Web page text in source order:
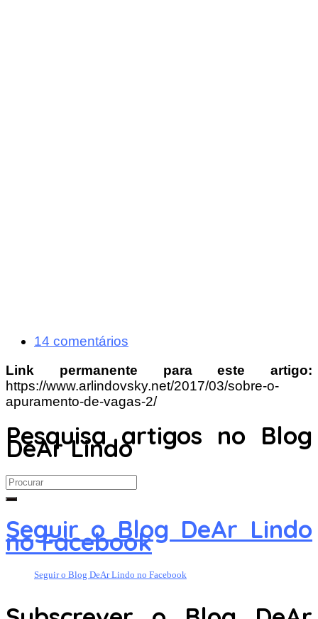
14 comentários
Link permanente para este artigo:
https://www.arlindovsky.net/2017/03/sobre-o-
apuramento-de-vagas-2/
Pesquisa artigos no Blog
DeAr Lindo
Search
for:
Seguir o Blog DeAr Lindo
no Facebook
Seguir o Blog DeAr Lindo no Facebook